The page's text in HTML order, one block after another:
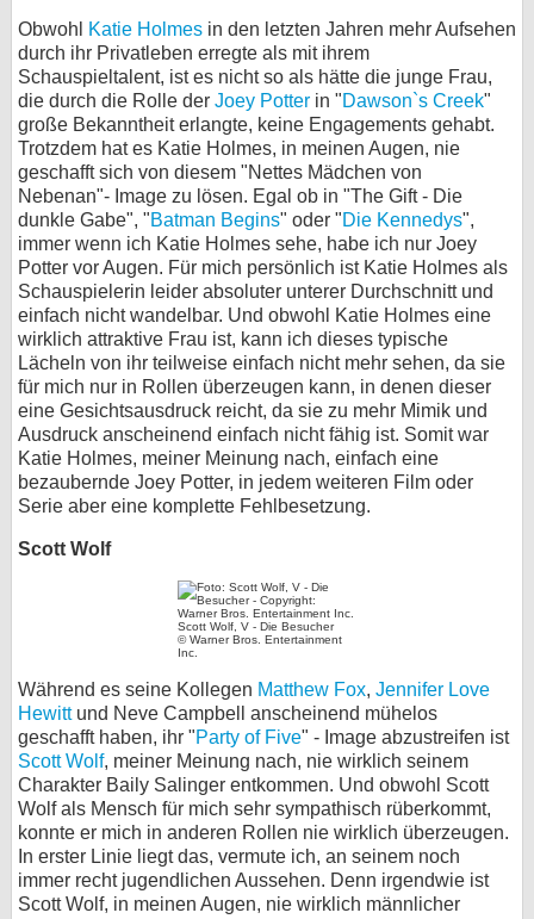
Obwohl Katie Holmes in den letzten Jahren mehr Aufsehen
durch ihr Privatleben erregte als mit ihrem
Schauspieltalent, ist es nicht so als hätte die junge Frau,
die durch die Rolle der Joey Potter in "Dawson`s Creek"
große Bekanntheit erlangte, keine Engagements gehabt.
Trotzdem hat es Katie Holmes, in meinen Augen, nie
geschafft sich von diesem "Nettes Mädchen von
Nebenan"- Image zu lösen. Egal ob in "The Gift - Die
dunkle Gabe", "Batman Begins" oder "Die Kennedys",
immer wenn ich Katie Holmes sehe, habe ich nur Joey
Potter vor Augen. Für mich persönlich ist Katie Holmes als
Schauspielerin leider absoluter unterer Durchschnitt und
einfach nicht wandelbar. Und obwohl Katie Holmes eine
wirklich attraktive Frau ist, kann ich dieses typische
Lächeln von ihr teilweise einfach nicht mehr sehen, da sie
für mich nur in Rollen überzeugen kann, in denen dieser
eine Gesichtsausdruck reicht, da sie zu mehr Mimik und
Ausdruck anscheinend einfach nicht fähig ist. Somit war
Katie Holmes, meiner Meinung nach, einfach eine
bezaubernde Joey Potter, in jedem weiteren Film oder
Serie aber eine komplette Fehlbesetzung.
Scott Wolf
Scott Wolf, V - Die Besucher
© Warner Bros. Entertainment
Inc.
Während es seine Kollegen Matthew Fox, Jennifer Love
Hewittund Neve Campbell anscheinend mühelos
geschafft haben, ihr "Party of Five" - Image abzustreifen ist
Scott Wolf, meiner Meinung nach, nie wirklich seinem
Charakter Baily Salinger entkommen. Und obwohl Scott
Wolf als Mensch für mich sehr sympathisch rüberkommt,
konnte er mich in anderen Rollen nie wirklich überzeugen.
In erster Linie liegt das, vermute ich, an seinem noch
immer recht jugendlichen Aussehen. Denn irgendwie ist
Scott Wolf, in meinen Augen, nie wirklich männlicher